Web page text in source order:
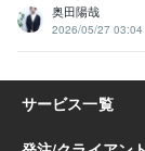
奥田陽哉
2026/05/27 03:04